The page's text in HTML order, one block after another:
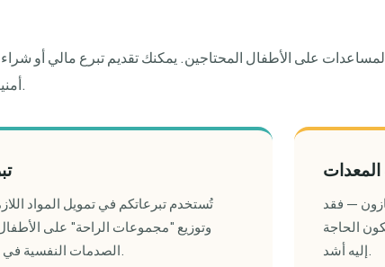
على الأطفال المحتاجين. يمكنك تقديم تبرع مالي أو
أمنياتنا على موقع أمازون.
تُستخدم تبرعاتكم في تمويل المواد
وتوزيع "مجموعات الراحة" على
— فقد
الحاجة